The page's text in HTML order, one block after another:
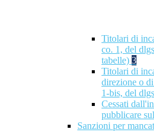
Titolari di
co. 1, del
tabelle) 3
Titolari di
direzione o
1-bis, del
Cessati
pubblicare
Sanzioni per